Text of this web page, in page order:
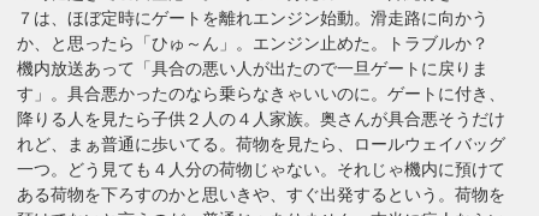
７は、ほぼ定時にゲートを離れエンジン始動。滑走路に向かう
か、と思ったら「ひゅ～ん」。エンジン止めた。トラブルか？
機内放送あって「具合の悪い人が出たので一旦ゲートに戻りま
す」。具合悪かったのなら乗らなきゃいいのに。ゲートに付き、
降りる人を見たら子供２人の４人家族。奥さんが具合悪そうだけ
れど、まぁ普通に歩いてる。荷物を見たら、ロールウェイバッグ
一つ。どう見ても４人分の荷物じゃない。それじゃ機内に預けて
ある荷物を下ろすのかと思いきや、すぐ出発するという。荷物を